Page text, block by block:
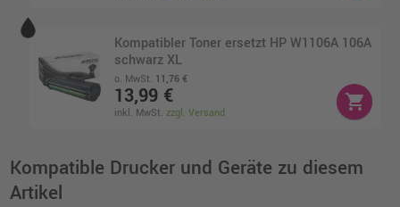
Kompatibler Toner ersetzt HP W1106A 106A
schwarz XL
o. MwSt. 11,76 €
13,99 €
inkl. MwSt.zzgl. Versand
shopping_cart
Kompatible Drucker und Geräte zu diesem
Artikel